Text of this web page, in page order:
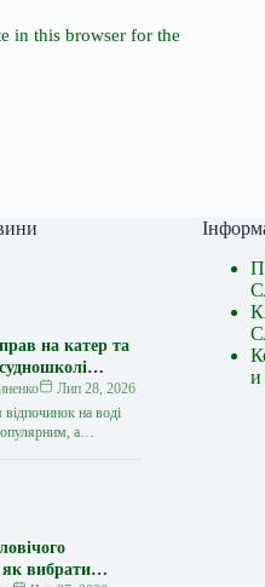
in this browser for the
на катер та
теорії доЛип 28, 2026
на воді
а
нові
вибрати
и